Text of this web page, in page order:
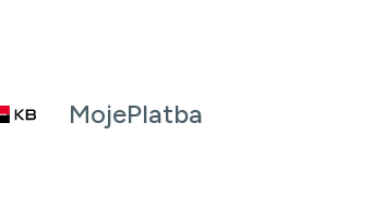
MojePlatba